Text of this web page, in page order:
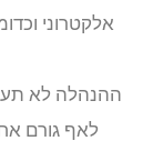
אלקטרוני
ההנהלה לא
לאף גורם